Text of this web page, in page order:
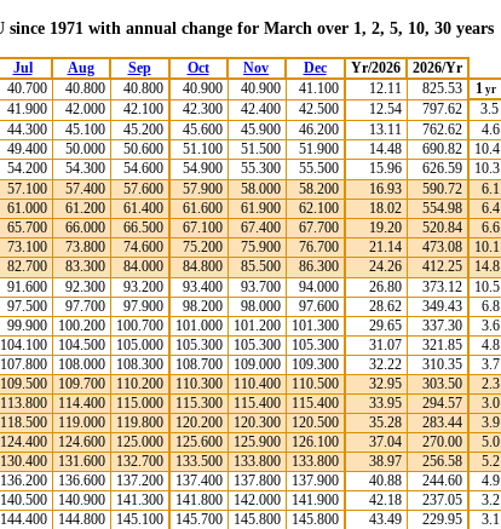
since 1971 with annual change for March over 1, 2, 5, 10, 30 years
Jul Aug Sep Oct Nov Dec Yr/2026
2026/Yr
40.700 40.800 40.800 40.900 40.900 41.100 12.11 825.53 1 yr
41.900 42.000 42.100 42.300 42.400 42.500 12.54 797.62 3.5
44.300 45.100 45.200 45.600 45.900 46.200 13.11 762.62 4.6
49.400 50.000 50.600 51.100 51.500 51.900 14.48 690.82 10.4
54.200 54.300 54.600 54.900 55.300 55.500 15.96 626.59 10.3
57.100 57.400 57.600 57.900 58.000 58.200 16.93 590.72 6.1
61.000 61.200 61.400 61.600 61.900 62.100 18.02 554.98 6.4
65.700 66.000 66.500 67.100 67.400 67.700 19.20 520.84 6.6
73.100 73.800 74.600 75.200 75.900 76.700 21.14 473.08 10.1
82.700 83.300 84.000 84.800 85.500 86.300 24.26 412.25 14.8
91.600 92.300 93.200 93.400 93.700 94.000 26.80 373.12 10.5
97.500 97.700 97.900 98.200 98.000 97.600 28.62 349.43 6.8
99.900 100.200 100.700 101.000 101.200 101.300 29.65 337.30 3.6
104.100 104.500 105.000 105.300 105.300 105.300 31.07 321.85 4.8
107.800 108.000 108.300 108.700 109.000 109.300 32.22 310.35 3.7
109.500 109.700 110.200 110.300 110.400 110.500 32.95 303.50 2.3
113.800 114.400 115.000 115.300 115.400 115.400 33.95 294.57 3.0
118.500 119.000 119.800 120.200 120.300 120.500 35.28 283.44 3.9
124.400 124.600 125.000 125.600 125.900 126.100 37.04 270.00 5.0
130.400 131.600 132.700 133.500 133.800 133.800 38.97 256.58 5.2
136.200 136.600 137.200 137.400 137.800 137.900 40.88 244.60 4.9
140.500 140.900 141.300 141.800 142.000 141.900 42.18 237.05 3.2
144.400 144.800 145.100 145.700 145.800 145.800 43.49 229.95 3.1